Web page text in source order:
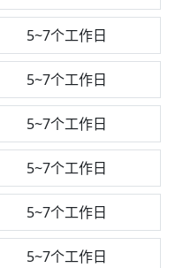
5~7个工作日
5~7个工作日
5~7个工作日
5~7个工作日
5~7个工作日
5~7个工作日